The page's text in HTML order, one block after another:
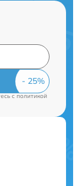
cполитикой